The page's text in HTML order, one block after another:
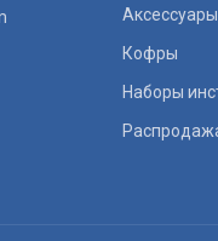
Аксессуары
Кофры
Наборы